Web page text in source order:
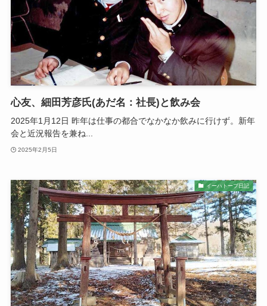
心友、細田芳彦氏(あだ名：社長)と飲み会
2025年1月12日 昨年は仕事の都合でなかなか飲みに行けず。新年
会と近況報告を兼ね...
2025年2月5日
イーハトーブ日記